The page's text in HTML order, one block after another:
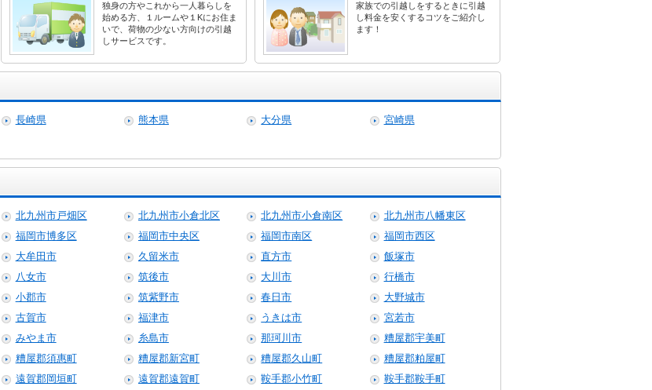
独身の方やこれから一人暮らしを
始める方、１ルームや１Kにお住ま
いで、荷物の少ない方向けの引越
しサービスです。
家族での引越しをするときに引越
し料金を安くするコツをご紹介し
ます！
長崎県 熊本県 大分県
宮崎県
北九州市戸畑区 北九州市小倉北区 北九州市小倉南区
北九州市八幡東区
福岡市博多区 福岡市中央区 福岡市南区
福岡市西区
大牟田市 久留米市 直方市
飯塚市
八女市 筑後市 大川市
行橋市
小郡市 筑紫野市 春日市
大野城市
古賀市 福津市 うきは市
宮若市
みやま市 糸島市 那珂川市
糟屋郡宇美町
糟屋郡須惠町 糟屋郡新宮町 糟屋郡久山町
糟屋郡粕屋町
遠賀郡岡垣町 遠賀郡遠賀町 鞍手郡小竹町 鞍手郡鞍手町